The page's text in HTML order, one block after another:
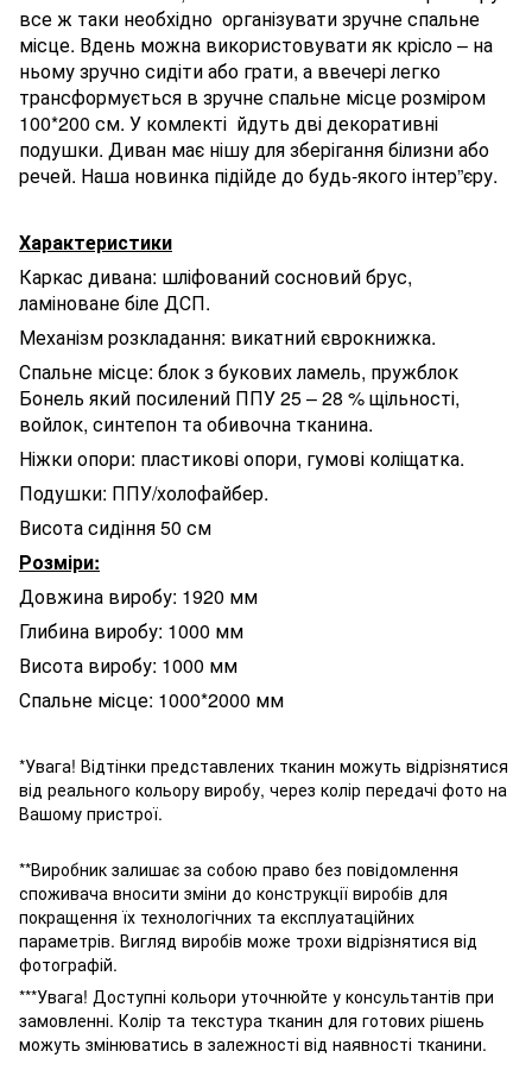
все ж таки необхідно організувати зручне спальне
місце. Вдень можна використовувати як крісло – на
ньому зручно сидіти або грати, а ввечері легко
трансформується в зручне спальне місце розміром
100*200 см. У комлекті йдуть дві декоративні
подушки. Диван має нішу для зберігання білизни або
речей. Наша новинка підійде до будь-якого інтер”єру.
Характеристики
Каркас дивана: шліфований сосновий брус,
ламіноване біле ДСП.
Механізм розкладання: викатний єврокнижка.
Спальне місце: блок з букових ламель, пружблок
Бонель який посилений ППУ 25 – 28 % щільності,
войлок, синтепон та обивочна тканина.
Ніжки опори: пластикові опори, гумові коліщатка.
Подушки: ППУ/холофайбер.
Висота сидіння 50 см
Розміри:
Довжина виробу: 1920 мм
Глибина виробу: 1000 мм
Висота виробу: 1000 мм
Спальне місце: 1000*2000 мм
*Увага! Відтінки представлених тканин можуть відрізнятися
від реального кольору виробу, через колір передачі фото на
Вашому пристрої.
**Виробник залишає за собою право без повідомлення
споживача вносити зміни до конструкції виробів для
покращення їх технологічних та експлуатаційних
параметрів. Вигляд виробів може трохи відрізнятися від
фотографій.
***Увага! Доступні кольори уточнюйте у консультантів при
замовленні. Колір та текстура тканин для готових рішень
можуть змінюватись в залежності від наявності тканини.